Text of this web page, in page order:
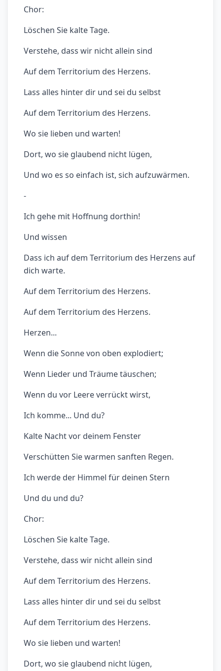
Chor:
Löschen Sie kalte Tage.
Verstehe, dass wir nicht allein sind
Auf dem Territorium des Herzens.
Lass alles hinter dir und sei du selbst
Auf dem Territorium des Herzens.
Wo sie lieben und warten!
Dort, wo sie glaubend nicht lügen,
Und wo es so einfach ist, sich aufzuwärmen.
-
Ich gehe mit Hoffnung dorthin!
Und wissen
Dass ich auf dem Territorium des Herzens auf
dich warte.
Auf dem Territorium des Herzens.
Auf dem Territorium des Herzens.
Herzen...
Wenn die Sonne von oben explodiert;
Wenn Lieder und Träume täuschen;
Wenn du vor Leere verrückt wirst,
Ich komme... Und du?
Kalte Nacht vor deinem Fenster
Verschütten Sie warmen sanften Regen.
Ich werde der Himmel für deinen Stern
Und du und du?
Chor:
Löschen Sie kalte Tage.
Verstehe, dass wir nicht allein sind
Auf dem Territorium des Herzens.
Lass alles hinter dir und sei du selbst
Auf dem Territorium des Herzens.
Wo sie lieben und warten!
Dort, wo sie glaubend nicht lügen,